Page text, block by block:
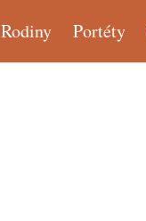
Rodiny Portéty